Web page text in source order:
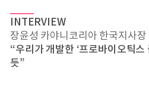
INTERVIEW
장윤성 카야니코리아 한국지사장
“우리가 개발한 ‘프로바이오틱스
듯”